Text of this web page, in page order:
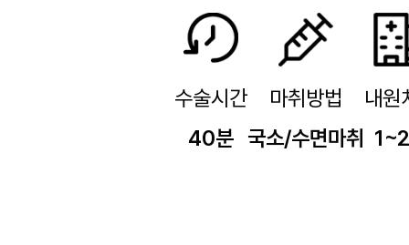
수술시간
40분
마취방법
국소/수면마취
내원